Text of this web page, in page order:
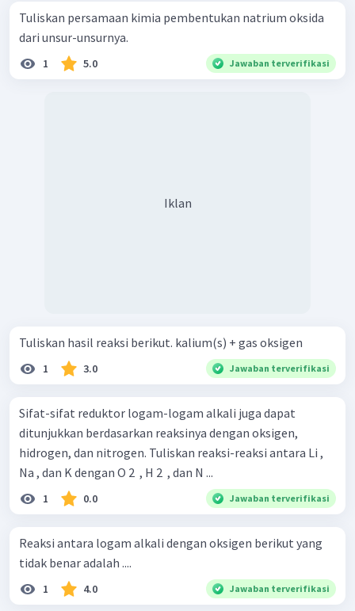
Tuliskan persamaan kimia pembentukan natrium oksida
dari unsur-unsurnya.
1 5.0 Jawaban terverifikasi
Iklan
Tuliskan hasil reaksi berikut. kalium(s) + gas oksigen
1 3.0 Jawaban terverifikasi
Sifat-sifat reduktor logam-logam alkali juga dapat
ditunjukkan berdasarkan reaksinya dengan oksigen,
hidrogen, dan nitrogen. Tuliskan reaksi-reaksi antara Li ,
Na , dan K dengan O 2 ​ , H 2 ​ , dan N ...
1 0.0 Jawaban terverifikasi
Reaksi antara logam alkali dengan oksigen berikut yang
tidak benar adalah ....
1 4.0 Jawaban terverifikasi